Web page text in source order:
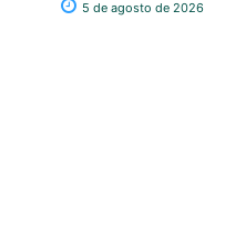
5 de agosto de 2026